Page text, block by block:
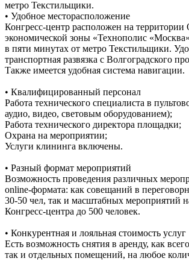
метро Текстильщики.
• Удобное месторасположение
Конгресс-центр расположен на территории
экономической зоны «Технополис «Москва»
в пяти минутах от метро Текстильщики.
транспортная развязка с Волгоградского
Также имеется удобная система навигации.
• Квалифицированный персонал
Работа технического специалиста в
аудио, видео, световым оборудованием);
Работа технического директора площадки;
Охрана на мероприятии;
Услуги клининга включены.
• Разный формат мероприятий
Возможность проведения различных
online-формата: как совещаний в
30-50 чел, так и масштабных мероприятий
Конгресс-центра до 500 человек.
• Конкурентная и лояльная стоимость услуг
Есть возможность снятия в аренду, как
так и отдельных помещений, на любое